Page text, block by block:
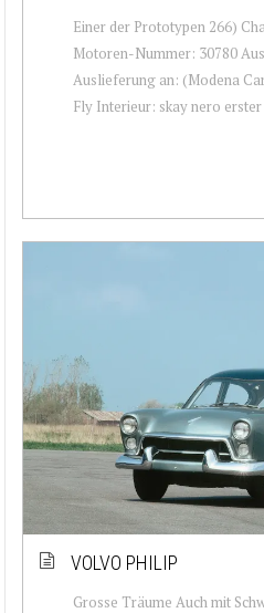
Einer der Prototypen 266)
Motoren-Nummer: 30780
Auslieferung an: (Modena
Fly Interieur: skay nero
VOLVO PHILIP
Grosse Träume Auch mit